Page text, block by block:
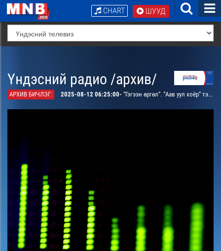
ШУУД
CHART
Үндэсний радио /архив/
АРХИВ БИЧЛЭГ: 2025-08-12 06:25:00- “Гэгээн өргөл”. “Аав уул хоёр” тэмдэглэл /давтана/